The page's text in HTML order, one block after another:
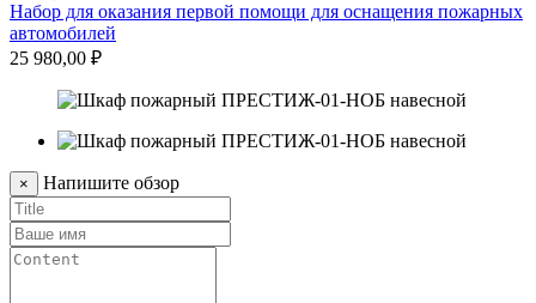
Набор для оказания первой помощи для оснащения пожарных
автомобилей
25 980,00 ₽
× Напишите обзор